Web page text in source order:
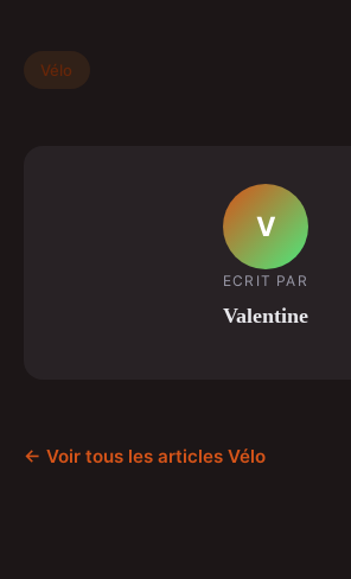
Vélo
V
ECRIT PAR
Valentine
← Voir tous les articles Vélo